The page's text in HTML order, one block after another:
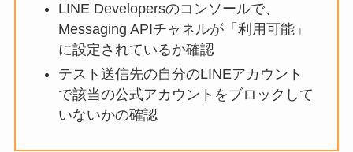
LINE Developersのコンソールで、
Messaging APIチャネルが「利用可能」
に設定されているか確認
テスト送信先の自分のLINEアカウント
で該当の公式アカウントをブロックして
いないかの確認